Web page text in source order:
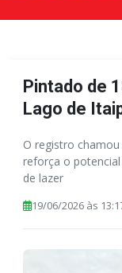
Pintado de
Lago de
O registro
reforça o
de lazer
19/06/2026 às